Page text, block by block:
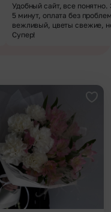
Удобный сайт, все понятно.
5 минут, оплата без
вежливый, цветы свежие,
Супер!
в избранное